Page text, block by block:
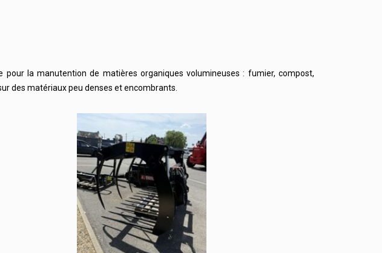
la manutention de matières organiques volumineuses : fumier, compost,
des matériaux peu denses et encombrants.